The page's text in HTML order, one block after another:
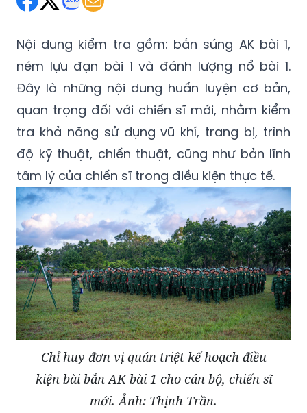
Nội dung kiểm tra gồm: bắn súng AK bài 1,
ném lựu đạn bài 1 và đánh lượng nổ bài 1.
Đây là những nội dung huấn luyện cơ bản,
quan trọng đối với chiến sĩ mới, nhằm kiểm
tra khả năng sử dụng vũ khí, trang bị, trình
độ kỹ thuật, chiến thuật, cũng như bản lĩnh
tâm lý của chiến sĩ trong điều kiện thực tế.
Chỉ huy đơn vị quán triệt kế hoạch điều
kiện bài bắn AK bài 1 cho cán bộ, chiến sĩ
mới. Ảnh: Thịnh Trần.